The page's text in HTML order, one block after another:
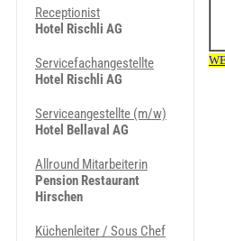
Receptionist
Hotel Rischli AG
Servicefachangestellte
Hotel Rischli AG
Serviceangestellte (m/w)
Hotel Bellaval AG
Allround Mitarbeiterin
Pension Restaurant
Hirschen
Küchenleiter / Sous Chef